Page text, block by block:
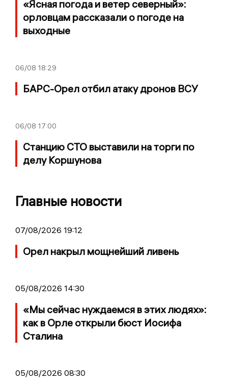
«Ясная погода и ветер северный»:
орловцам рассказали о погоде на
выходные
06/08 18:29
БАРС-Орел отбил атаку дронов ВСУ
06/08 17:00
Станцию СТО выставили на торги по
делу Коршунова
Главные новости
07/08/2026 19:12
Орел накрыл мощнейший ливень
05/08/2026 14:30
«Мы сейчас нуждаемся в этих людях»:
как в Орле открыли бюст Иосифа
Сталина
05/08/2026 08:30